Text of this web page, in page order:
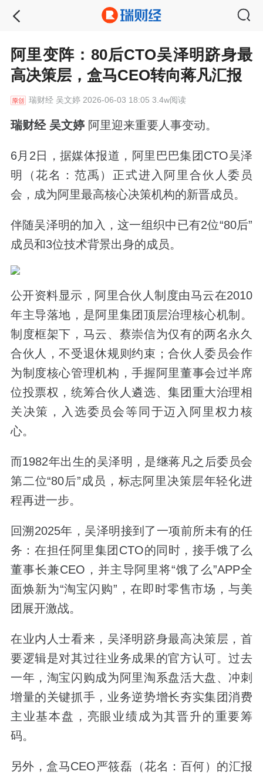
阿里变阵：80后CTO吴泽明跻身最
高决策层，盒马CEO转向蒋凡汇报
瑞财经吴文婷 2026-06-03 18:05 3.4w阅读
瑞财经 吴文婷阿里迎来重要人事变动。
6月2日，据媒体报道，阿里巴巴集团CTO吴泽
明（花名：范禹）正式进入阿里合伙人委员
会，成为阿里最高核心决策机构的新晋成员。
伴随吴泽明的加入，这一组织中已有2位“80后”
成员和3位技术背景出身的成员。
公开资料显示，阿里合伙人制度由马云在2010
年主导落地，是阿里集团顶层治理核心机制。
制度框架下，马云、蔡崇信为仅有的两名永久
合伙人，不受退休规则约束；合伙人委员会作
为制度核心管理机构，手握阿里董事会过半席
位投票权，统筹合伙人遴选、集团重大治理相
关决策，入选委员会等同于迈入阿里权力核
心。
而1982年出生的吴泽明，是继蒋凡之后委员会
第二位“80后”成员，标志阿里决策层年轻化进
程再进一步。
回溯2025年，吴泽明接到了一项前所未有的任
务：在担任阿里集团CTO的同时，接手饿了么
董事长兼CEO，并主导阿里将“饿了么”APP全
面焕新为“淘宝闪购”，在即时零售市场，与美
团展开激战。
在业内人士看来，吴泽明跻身最高决策层，首
要逻辑是对其过往业务成果的官方认可。过去
一年，淘宝闪购成为阿里淘系盘活大盘、冲刺
增量的关键抓手，业务逆势增长夯实集团消费
主业基本盘，亮眼业绩成为其晋升的重要筹
码。
另外，盒马CEO严筱磊（花名：百何）的汇报